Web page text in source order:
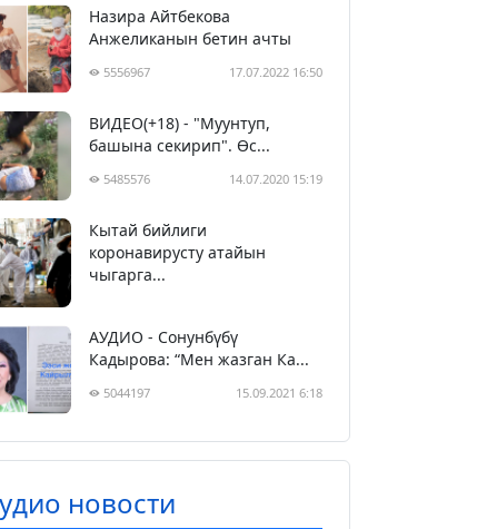
Назира Айтбекова
Анжеликанын бетин ачты
5556967 17.07.2022 16:50
ВИДЕО(+18) - "Муунтуп,
башына секирип". Өс...
5485576 14.07.2020 15:19
Кытай бийлиги
коронавирусту атайын
чыгарга...
АУДИО - Сонунбүбү
Кадырова: “Мен жазган Ка...
5044197 15.09.2021 6:18
новости